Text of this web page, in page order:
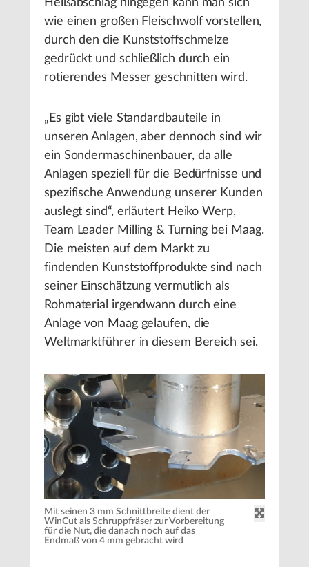
Heißabschlag hingegen kann man sich
wie einen großen Fleischwolf vorstellen,
durch den die Kunststoffschmelze
gedrückt und schließlich durch ein
rotierendes Messer geschnitten wird.
„Es gibt viele Standardbauteile in
unseren Anlagen, aber dennoch sind wir
ein Sondermaschinenbauer, da alle
Anlagen speziell für die Bedürfnisse und
spezifische Anwendung unserer Kunden
auslegt sind“, erläutert Heiko Werp,
Team Leader Milling & Turning bei Maag.
Die meisten auf dem Markt zu
findenden Kunststoffprodukte sind nach
seiner Einschätzung vermutlich als
Rohmaterial irgendwann durch eine
Anlage von Maag gelaufen, die
Weltmarktführer in diesem Bereich sei.
Mit seinen 3 mm Schnittbreite dient der
WinCut als Schruppfräser zur Vorbereitung
für die Nut, die danach noch auf das
Endmaß von 4 mm gebracht wird